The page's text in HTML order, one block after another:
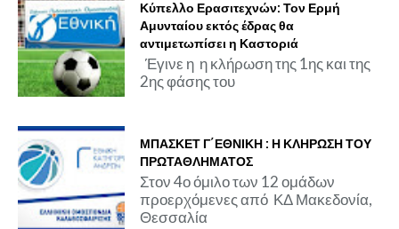
Κύπελλο Ερασιτεχνών: Τον Ερμή
Αμυνταίου εκτός έδρας θα
αντιμετωπίσει η Καστοριά
Έγινε η η κλήρωση της 1ης και της
2ης φάσης του
ΜΠΑΣΚΕΤ Γ΄ΕΘΝΙΚΗ : Η ΚΛΗΡΩΣΗ ΤΟΥ
ΠΡΩΤΑΘΛΗΜΑΤΟΣ
Στον 4ο όμιλο των 12 ομάδων
προερχόμενες από ΚΔ Μακεδονία,
Θεσσαλία